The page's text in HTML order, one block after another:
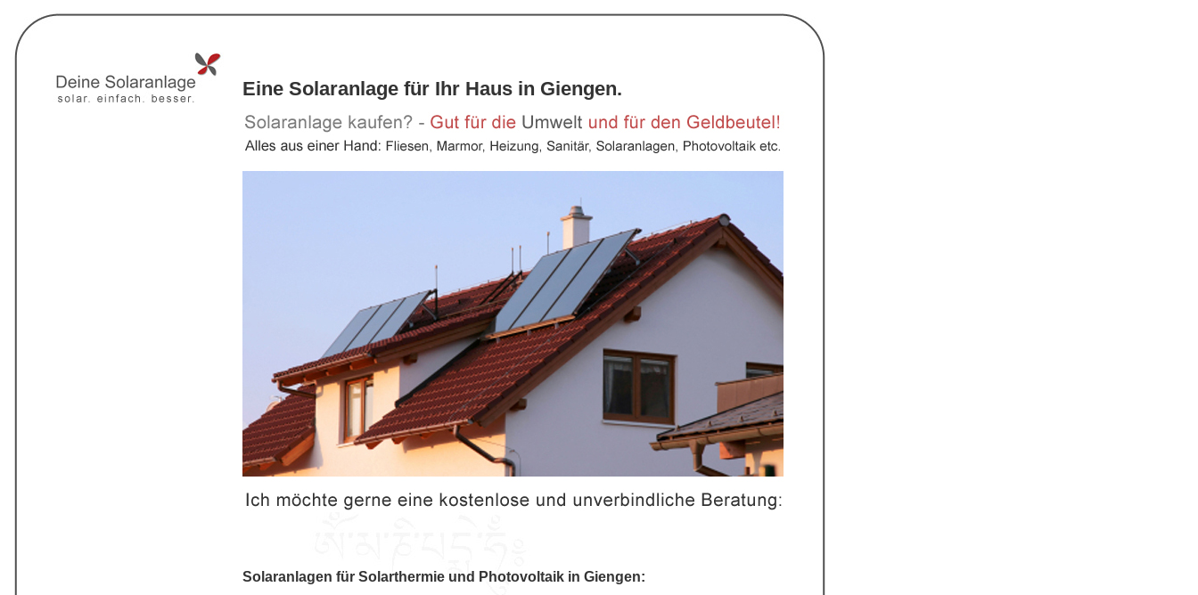
Eine Solaranlage für Ihr Haus in Giengen.
Solaranlagen für Solarthermie und Photovoltaik in Giengen: